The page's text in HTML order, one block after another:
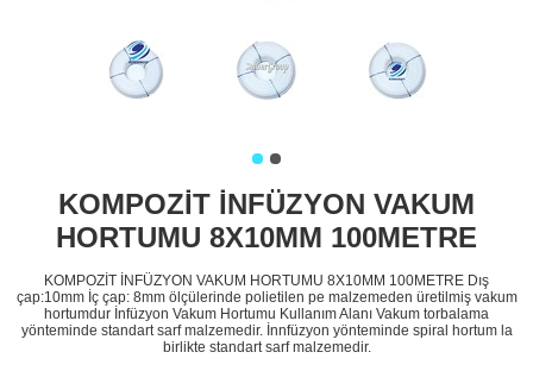
KOMPOZİT İNFÜZYON VAKUM
HORTUMU 8X10MM 100METRE
KOMPOZİT İNFÜZYON VAKUM HORTUMU 8X10MM 100METRE Dış
çap:10mm İç çap: 8mm ölçülerinde polietilen pe malzemeden üretilmiş vakum
hortumdur İnfüzyon Vakum Hortumu Kullanım Alanı Vakum torbalama
yönteminde standart sarf malzemedir. İnnfüzyon yönteminde spiral hortum la
birlikte standart sarf malzemedir.